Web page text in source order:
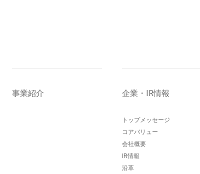
事業紹介 企業・IR情報
トップメッセージ
コアバリュー
会社概要
IR情報
沿革